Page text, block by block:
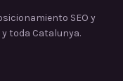
SEO y
toda Catalunya.